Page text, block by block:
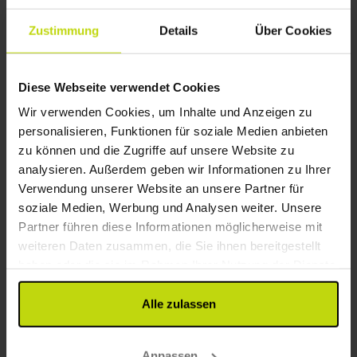
Zustimmung Details Über Cookies
Diese Webseite verwendet Cookies
Wir verwenden Cookies, um Inhalte und Anzeigen zu
personalisieren, Funktionen für soziale Medien anbieten
zu können und die Zugriffe auf unsere Website zu
analysieren. Außerdem geben wir Informationen zu Ihrer
Verwendung unserer Website an unsere Partner für
soziale Medien, Werbung und Analysen weiter. Unsere
Partner führen diese Informationen möglicherweise mit
weiteren Daten zusammen, die Sie ihnen bereitgestellt
gesammelt haben.
Alle zulassen
1x Weingeschenk am Abreisetag
2x Gratis Parken am Hotel
Gesamt 222,- Gesamt 222,-
Mehr anzeigen
Sparen bis zu
Bremen entdecken und genießen
Hotel Fährhaus Farge